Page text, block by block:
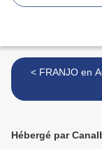
< FRANJO en
Hébergé par